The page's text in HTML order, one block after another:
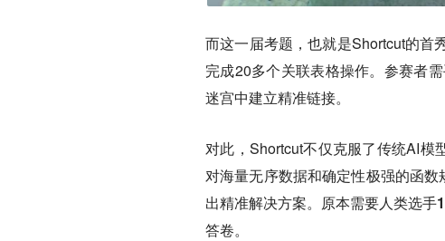
而这一届考题，也就是Shortcut的首
完成20多个关联表格操作。参赛者
迷宫中建立精准链接。
对此，Shortcut不仅克服了传统AI模
对海量无序数据和确定性极强的函
出精准解决方案。 原本需要人类选手
答卷。